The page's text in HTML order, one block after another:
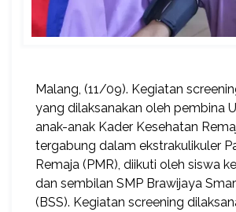
Malang, (11/09). Kegiatan
yang dilaksanakan oleh pembina
anak-anak Kader Kesehatan
tergabung dalam ekstrakulikuler
Remaja (PMR), diikuti oleh siswa
dan sembilan SMP Brawijaya
(BSS). Kegiatan screening